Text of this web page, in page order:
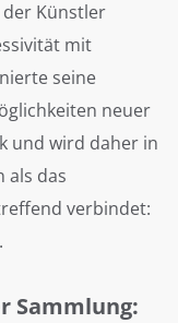
der Künstler
mit
seine
neuer
und wird daher in
als das
verbindet:
Sammlung: